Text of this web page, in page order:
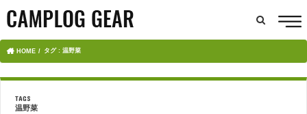
HOME タグ : 温野菜
温野菜